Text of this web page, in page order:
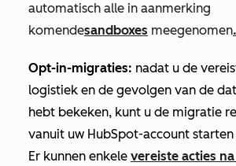
automatisch alle in aanmerking
komendesandboxes meegenomen.
Opt-in-migraties: nadat u de
logistiek en de gevolgen van de
hebt bekeken, kunt u de migratie
vanuit uw HubSpot-account
Er kunnen enkele vereiste acties